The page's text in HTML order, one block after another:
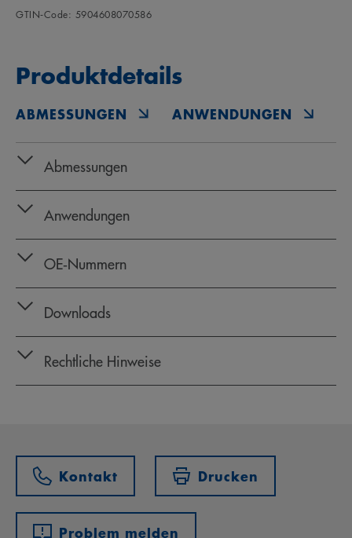
GTIN‑Code: 5904608070586
Produktdetails
ABMESSUNGEN ANWENDUNGEN
Abmessungen
Anwendungen
OE‑Nummern
Downloads
Rechtliche Hinweise
Kontakt Drucken
Problem melden